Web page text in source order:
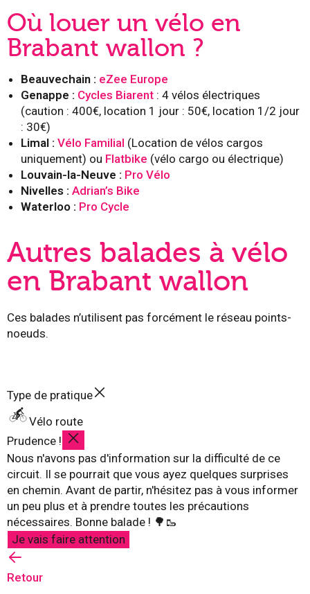
Où louer un vélo en
Brabant wallon ?
Beauvechain : eZee Europe
Genappe : Cycles Biarent : 4 vélos électriques
(caution : 400€, location 1 jour : 50€, location 1/2 jour
: 30€)
Limal : Vélo Familial (Location de vélos cargos
uniquement) ou Flatbike (vélo cargo ou électrique)
Louvain-la-Neuve : Pro Vélo
Nivelles : Adrian’s Bike
Waterloo : Pro Cycle
Autres balades à vélo
en Brabant wallon
Ces balades n’utilisent pas forcément le réseau points-
noeuds.
Type de pratique
Vélo route
Prudence !
Nous n'avons pas d'information sur la difficulté de ce
circuit. Il se pourrait que vous ayez quelques surprises
en chemin. Avant de partir, n'hésitez pas à vous informer
un peu plus et à prendre toutes les précautions
nécessaires. Bonne balade ! 🌳🥾
Je vais faire attention
Retour